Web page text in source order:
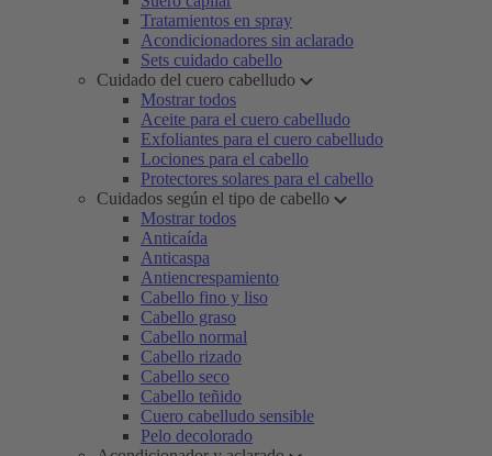
Tratamientos en spray
Acondicionadores sin aclarado
Sets cuidado cabello
Cuidado del cuero cabelludo
Mostrar todos
Aceite para el cuero cabelludo
Exfoliantes para el cuero cabelludo
Lociones para el cabello
Protectores solares para el cabello
Cuidados según el tipo de cabello
Mostrar todos
Anticaída
Anticaspa
Antiencrespamiento
Cabello fino y liso
Cabello graso
Cabello normal
Cabello rizado
Cabello seco
Cabello teñido
Cuero cabelludo sensible
Pelo decolorado